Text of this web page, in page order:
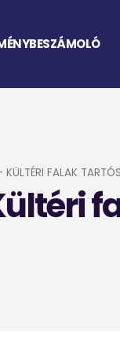
FALAK